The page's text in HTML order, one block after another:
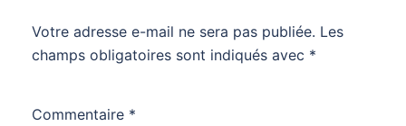
Votre adresse e-mail ne sera pas publiée. Les
champs obligatoires sont indiqués avec *
Commentaire *